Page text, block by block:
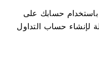
كما يمكنك فتح حساب IQ Option باستخدام حسابك على
حساب التداول